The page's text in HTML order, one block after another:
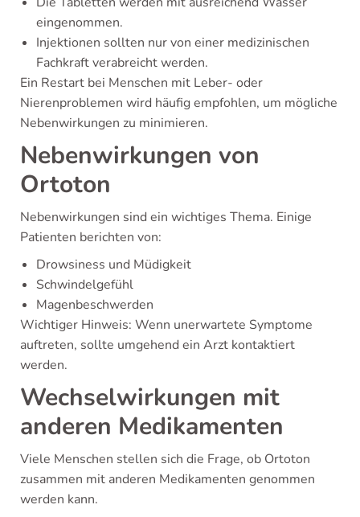
eingenommen.
Injektionen sollten nur von einer medizinischen
Fachkraft verabreicht werden.
Ein Restart bei Menschen mit Leber- oder
Nierenproblemen wird häufig empfohlen, um mögliche
Nebenwirkungen zu minimieren.
Nebenwirkungen von
Ortoton
Nebenwirkungen sind ein wichtiges Thema. Einige
Patienten berichten von:
Drowsiness und Müdigkeit
Schwindelgefühl
Magenbeschwerden
Wichtiger Hinweis: Wenn unerwartete Symptome
auftreten, sollte umgehend ein Arzt kontaktiert
werden.
Wechselwirkungen mit
anderen Medikamenten
Viele Menschen stellen sich die Frage, ob Ortoton
zusammen mit anderen Medikamenten genommen
werden kann.